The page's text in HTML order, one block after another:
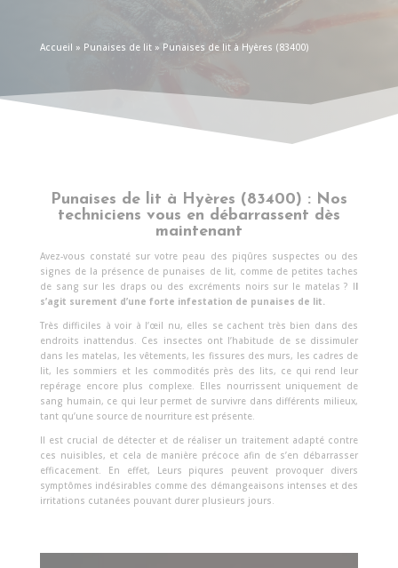
Accueil » Punaises de lit» Punaises de lit à Hyères (83400)
Punaises de lit à Hyères (83400) : Nos
techniciens vous en débarrassent dès
maintenant
Avez-vous constaté sur votre peau des piqûres suspectes ou des
signes de la présence de punaises de lit, comme de petites taches
de sang sur les draps ou des excréments noirs sur le matelas ? Il
s’agit surement d’une forte infestation de punaises de lit.
Très difficiles à voir à l’œil nu, elles se cachent très bien dans des
endroits inattendus. Ces insectes ont l’habitude de se dissimuler
dans les matelas, les vêtements, les fissures des murs, les cadres de
lit, les sommiers et les commodités près des lits, ce qui rend leur
repérage encore plus complexe. Elles nourrissent uniquement de
sang humain, ce qui leur permet de survivre dans différents milieux,
tant qu’une source de nourriture est présente.
Il est crucial de détecter et de réaliser un traitement adapté contre
ces nuisibles, et cela de manière précoce afin de s’en débarrasser
efficacement. En effet, Leurs piqures peuvent provoquer divers
symptômes indésirables comme des démangeaisons intenses et des
irritations cutanées pouvant durer plusieurs jours.